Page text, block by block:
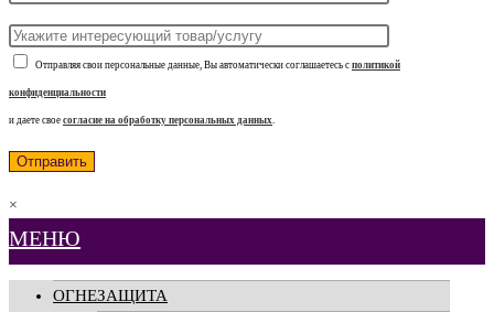
Отправляя свои персональные данные, Вы автоматически соглашаетесь с политикой
конфиденциальности
и даете свое согласие на обработку персональных данных
×
МЕНЮ
ОГНЕЗАЩИТА